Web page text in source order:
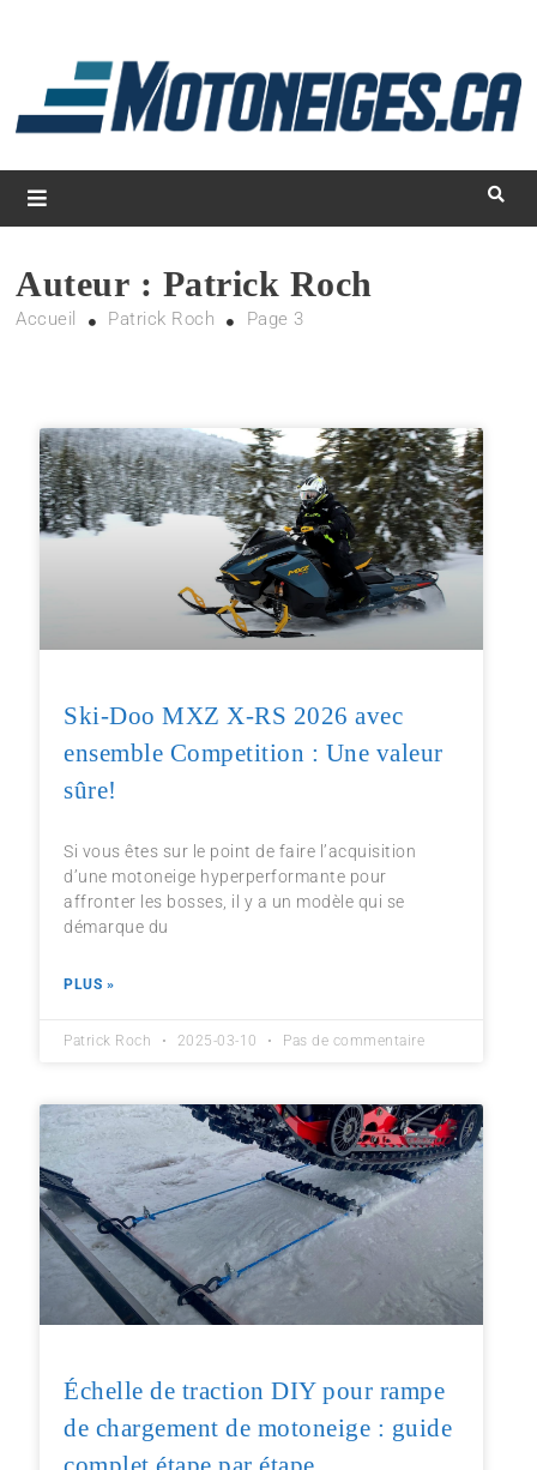
Magazine Motoneiges.ca
Auteur : Patrick Roch
Accueil Patrick Roch Page 3
Ski-Doo MXZ X-RS 2026 avec
ensemble Competition : Une valeur
sûre!
Si vous êtes sur le point de faire l’acquisition
d’une motoneige hyperperformante pour
affronter les bosses, il y a un modèle qui se
démarque du
PLUS »
Patrick Roch 2025-03-10 Pas de commentaire
Échelle de traction DIY pour rampe
de chargement de motoneige : guide